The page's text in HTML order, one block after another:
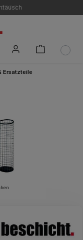
€
Ersatzteile